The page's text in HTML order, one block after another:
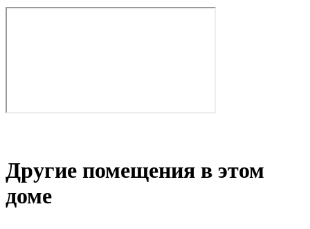
Другие помещения в этом
доме